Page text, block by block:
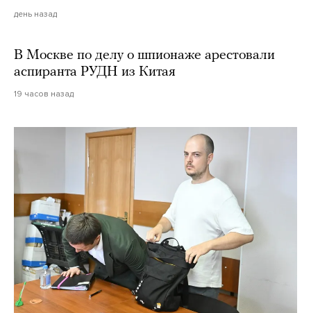
день назад
В Москве по делу о шпионаже арестовали
аспиранта РУДН из Китая
19 часов назад